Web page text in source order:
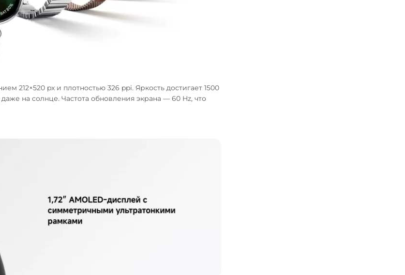
212×520 px и плотностью 326 ppi. Яркость достигает 1500
на солнце. Частота обновления экрана — 60 Hz, что